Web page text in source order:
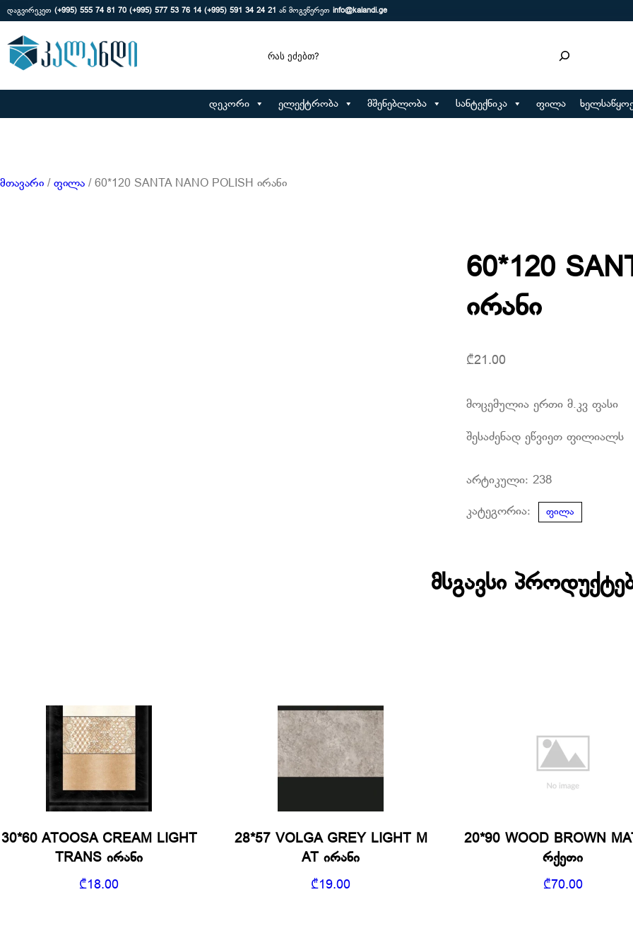
დაგვირეკეთ (+995) 555 74 81 70 (+995) 577 53 76 14 (+995) 591 34 24 21 ან მოგვწერეთ info@kalandi.ge
Search
დეკორი ელექტრობა მშენებლობა სანტექნიკა ფილა
მთავარი / ფილა / 60*120 SANTA NANO POLISH ირანი
60*120
ირანი
₾21.00
მოცემულია ერთი მ.კვ ფასი
შესაძენად ეწვიეთ ფილიალს
არტიკული:238
კატეგორია: ფილა
მსგავსი
30*60 ATOOSA CREAM LIGHT
TRANS ირანი
₾18.00
28*57 VOLGA GREY LIGHT M
AT ირანი
₾19.00
20*90 WOOD BROWN
რქეთი
₾70.00